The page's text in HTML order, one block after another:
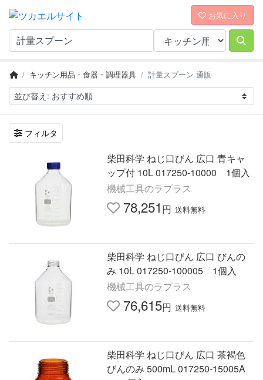
お気に入り
キッチン用品・食器・調理器具 計量スプーン 通販
フィルタ
柴田科学 ねじ口びん 広口 青キャ
ップ付 10L 017250-10000 1個入
機械工具のラプラス
78,251 円 送料無料
柴田科学 ねじ口びん 広口 びんの
み 10L 017250-100005 1個入
機械工具のラプラス
76,615円 送料無料
柴田科学 ねじ口びん 広口 茶褐色
びんのみ 500mL 017250-15005A